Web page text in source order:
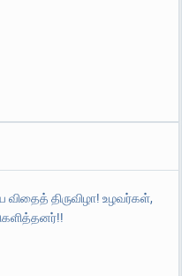
விதைத் திருவிழா! உழவர்கள்,